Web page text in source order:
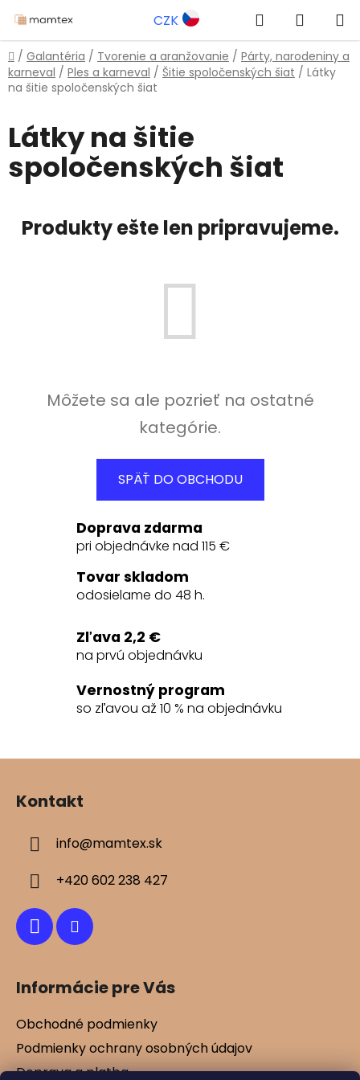
na
obsah
CZK Hľadať
KOŠÍK
Domov
/ Galantéria / Tvorenie a aranžovanie / Párty, narodeniny a
karneval / Ples a karneval / Šitie spoločenských šiat / Látky
na šitie spoločenských šiat
Látky na šitie
spoločenských šiat
Produkty ešte len pripravujeme.
Môžete sa ale pozrieť na ostatné
kategórie.
SPÄŤ DO OBCHODU
Doprava zdarma
pri objednávke nad 115 €
Tovar skladom
odosielame do 48 h.
Zľava 2,2 €
na prvú objednávku
Vernostný program
so zľavou až 10 % na objednávku
Kontakt
info@mamtex.sk
+420 602 238 427
Informácie pre Vás
Obchodné podmienky
Podmienky ochrany osobných údajov
Doprava a platba